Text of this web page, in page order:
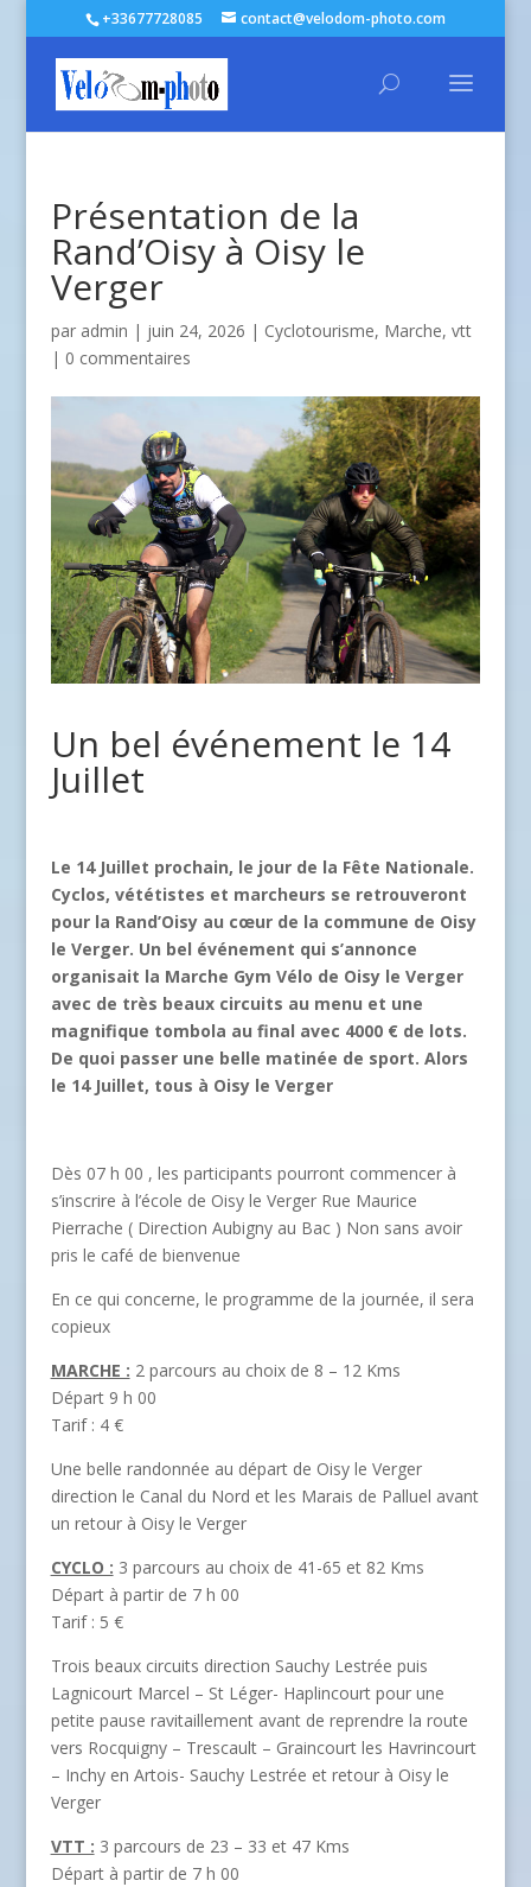
+33677728085 contact@velodom-photo.com
Présentation de la
Rand’Oisy à Oisy le
Verger
par admin | juin 24, 2026 | Cyclotourisme, Marche, vtt
| 0 commentaires
Un bel événement le 14
Juillet
Le 14 Juillet prochain, le jour de la Fête Nationale.
Cyclos, vététistes et marcheurs se retrouveront
pour la Rand’Oisy au cœur de la commune de Oisy
le Verger. Un bel événement qui s’annonce
organisait la Marche Gym Vélo de Oisy le Verger
avec de très beaux circuits au menu et une
magnifique tombola au final avec 4000 € de lots.
De quoi passer une belle matinée de sport. Alors
le 14 Juillet, tous à Oisy le Verger
Dès 07 h 00 , les participants pourront commencer à
s’inscrire à l’école de Oisy le Verger Rue Maurice
Pierrache ( Direction Aubigny au Bac ) Non sans avoir
pris le café de bienvenue
En ce qui concerne, le programme de la journée, il sera
copieux
MARCHE : 2 parcours au choix de 8 – 12 Kms
Départ 9 h 00
Tarif : 4 €
Une belle randonnée au départ de Oisy le Verger
direction le Canal du Nord et les Marais de Palluel avant
un retour à Oisy le Verger
CYCLO : 3 parcours au choix de 41-65 et 82 Kms
Départ à partir de 7 h 00
Tarif : 5 €
Trois beaux circuits direction Sauchy Lestrée puis
Lagnicourt Marcel – St Léger- Haplincourt pour une
petite pause ravitaillement avant de reprendre la route
vers Rocquigny – Trescault – Graincourt les Havrincourt
– Inchy en Artois- Sauchy Lestrée et retour à Oisy le
Verger
VTT : 3 parcours de 23 – 33 et 47 Kms
Départ à partir de 7 h 00